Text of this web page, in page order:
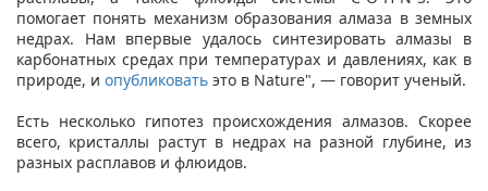
помогает понять механизм образования алмаза в земных
недрах. Нам впервые удалось синтезировать алмазы в
карбонатных средах при температурах и давлениях, как в
природе, и опубликовать это в Nature", — говорит ученый.
Есть несколько гипотез происхождения алмазов. Скорее
всего, кристаллы растут в недрах на разной глубине, из
разных расплавов и флюидов.